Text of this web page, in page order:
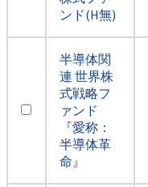
ンド(H無)
半導体関
連 世界株
式戦略フ
ァンド
『愛称：
半導体革
命』